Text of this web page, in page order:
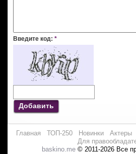
Введите код: *
Добавить
Главная ТОП-250 Новинки Актеры
Для
baskino.me© 2011-2026 Все